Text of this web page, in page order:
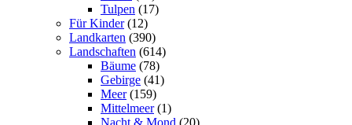
Tulpen (17)
Für Kinder (12)
Landkarten (390)
Landschaften (614)
Bäume (78)
Gebirge (41)
Meer (159)
Mittelmeer (1)